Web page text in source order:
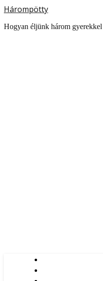
Hárompötty
Hogyan éljünk három gyerekkel